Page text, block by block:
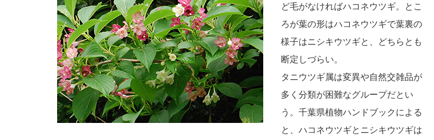
ど毛がなければハコネウツギ。とこ
ろが葉の形はハコネウツギで葉裏の
様子はニシキウツギと、どちらとも
断定しづらい。
タニウツギ属は変異や自然交雑品が
多く分類が困難なグループだとい
う。千葉県植物ハンドブックによる
と、ハコネウツギとニシキウツギは